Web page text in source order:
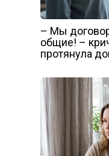
– Мы
общие! –
протянула